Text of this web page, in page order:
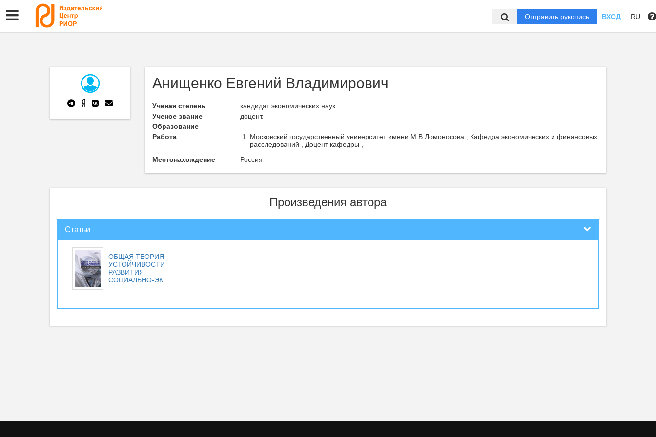
Отправить рукопись ВХОД RU
Анищенко Евгений Владимирович
Ученая степень
кандидат экономических наук
Ученое звание
доцент,
Образование
Работа
Московский государственный университет имени М.В.Ломоносова , Кафедра экономических и финансовых
расследований , Доцент кафедры ,
Местонахождение
Россия
Произведения автора
Статьи
ОБЩАЯ ТЕОРИЯ
УСТОЙЧИВОСТИ
РАЗВИТИЯ
СОЦИАЛЬНО-ЭК...